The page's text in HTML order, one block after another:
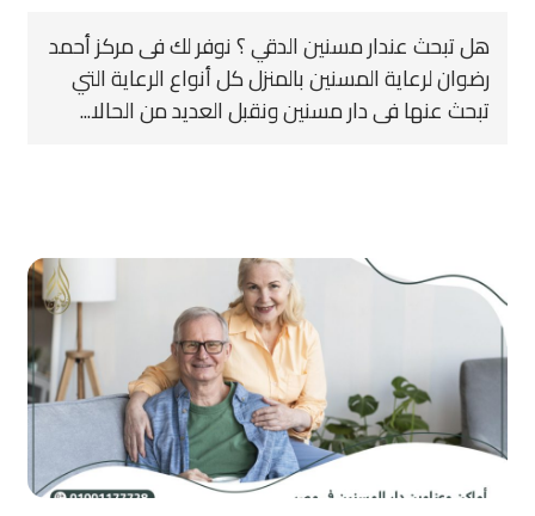
هل تبحث عندار مسنين الدقي ؟ نوفر لك فى مركز أحمد
رضوان لرعاية المسنين بالمنزل كل أنواع الرعاية التي
تبحث عنها فى دار مسنين ونقبل العديد من الحالا...